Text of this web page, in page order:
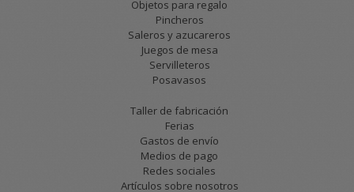
Objetos para regalo
Pincheros
Saleros y azucareros
Juegos de mesa
Servilleteros
Posavasos
Taller de fabricación
Ferias
Gastos de envío
Medios de pago
Redes sociales
Artículos sobre nosotros